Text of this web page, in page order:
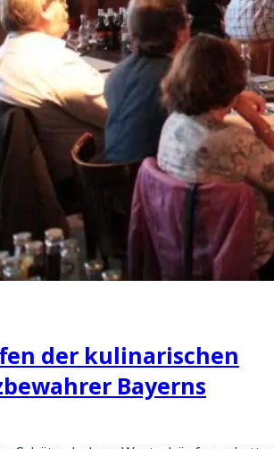
der kulinarischen
Bayerns